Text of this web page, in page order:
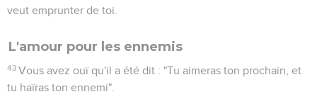
veut emprunter de toi.
L'amour pour les ennemis
43 Vous avez ouï qu'il a été dit : "Tu aimeras ton prochain, et
tu haïras ton ennemi".